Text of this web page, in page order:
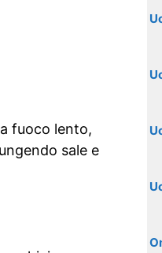
fuoco lento,
sale e